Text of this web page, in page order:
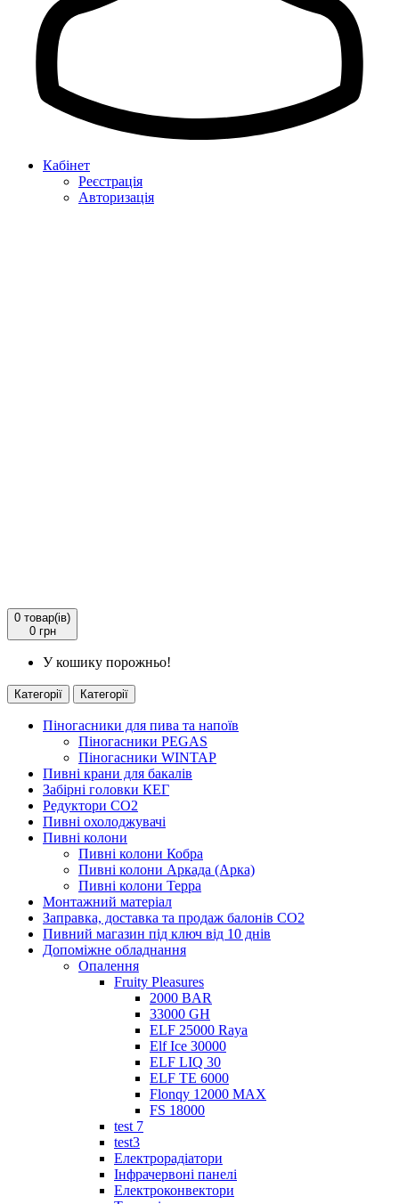
Кабінет
Реєстрація
Авторизація
0 товар(ів)
0 грн
У кошику порожньо!
Категорії Категорії
Піногасники для пива та напоїв
Піногасники PEGAS
Піногасники WINTAP
Пивні крани для бакалів
Забірні головки КЕГ
Редуктори СО2
Пивні охолоджувачі
Пивні колони
Пивні колони Кобра
Пивні колони Аркада (Арка)
Пивні колони Терра
Монтажний матеріал
Заправка, доставка та продаж балонів CO2
Пивний магазин під ключ від 10 днів
Допоміжне обладнання
Опалення
Fruity Pleasures
2000 BAR
33000 GH
ELF 25000 Raya
Elf Ice 30000
ELF LIQ 30
ELF TE 6000
Flonqy 12000 MAX
FS 18000
test 7
test3
Електрорадіатори
Інфрачервоні панелі
Електроконвектори